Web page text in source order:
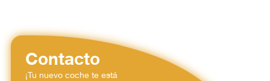
Contacto
¡Tu nuevo coche te está